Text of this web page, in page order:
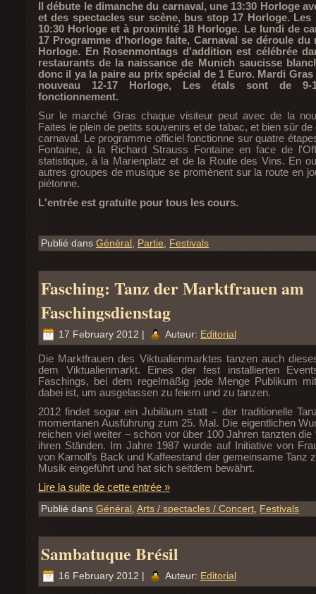
Il débute le dimanche du carnaval, une 13:30 Horloge
et des spectacles sur scène, bus stop 17 Horloge.
10:30 Horloge et à proximité 18 Horloge. Le lundi de
17 Programme d'horloge faite, Carnaval se déroule du
Horloge. En Rosenmontags d'addition est célébrée
restaurants de la naissance de Munich saucisse
donc il ya la paire au prix spécial de 1 Euro. Mardi
nouveau 12-17 Horloge, Les étals sont de 9-
fonctionnement.
Sur le marché Gras chaque visiteur peut avec de la
Faites le plein de petits souvenirs et de tabac, et bien sûr
carnaval. Le programme officiel fonctionne sur quatre
Fontaine, à la Richard Strauss Fontaine en face de
statistique, à la Marienplatz et de la Route des Vins. En
autres groupes de musique se promènent sur la route en
piétonne.
L'entrée est gratuite pour tous les cours.
Publié dans Général , Partie, Festivals
Fasching: Tanz der Marktfrauen am
Faschingsdienstag
17 February 2012 | Auteur: Editorial
Die Marktfrauen des Viktualienmarktes tanzen auch
dem Viktualienmarkt. Eines der fest installierten
Faschings, bei dem regelmäßig jede Menge Publikum
dabei ist, um ausgelassen zu feiern und zu tanzen.
2012 findet sogar ein Jubiläum statt – der traditionelle
momentanen Ausführung zum 25. Mal. Die eigentlichen
reichen viel weiter – schon vor über 100 Jahren tanzten die
ihren Ständen. Im Jahre 1987 wurde auf Initiative von
von Karnoll’s Back und Kaffeestand der gemeinsame Tanz
Musik eingeführt und hat sich seitdem bewährt.
Lire la suite de cette entrée »
Publié dans Général , Arts / spectacles / Concert, Festivals
Sambatuque Brésil
16 February 2012 | Auteur: Editorial